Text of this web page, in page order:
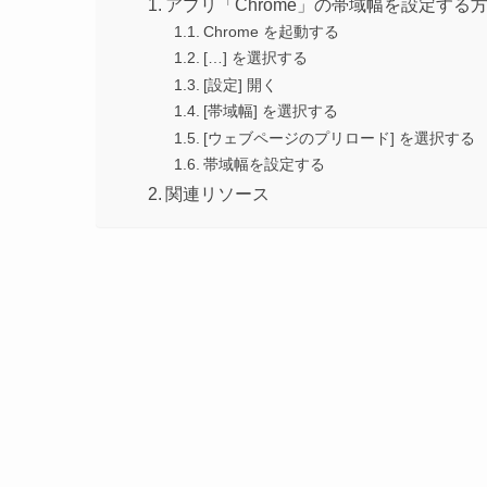
アプリ「Chrome」の帯域幅を設定する
Chrome を起動する
[…] を選択する
[設定] 開く
[帯域幅] を選択する
[ウェブページのプリロード] を選択する
帯域幅を設定する
関連リソース